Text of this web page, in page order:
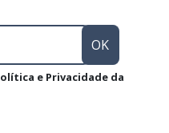
e Privacidade da